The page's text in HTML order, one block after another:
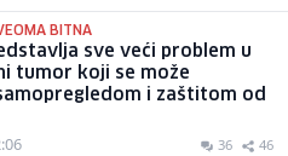
BITNA
sve veći problem u
tumor koji se može
i zaštitom od
36 46